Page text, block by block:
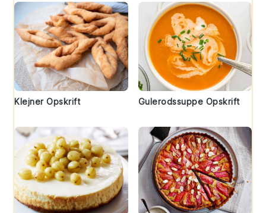
Klejner Opskrift Gulerodssuppe Opskrift